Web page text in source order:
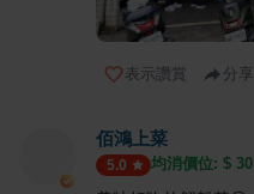
表示讚賞 分享
佰鴻上菜
5.0 均消價位: $ 30